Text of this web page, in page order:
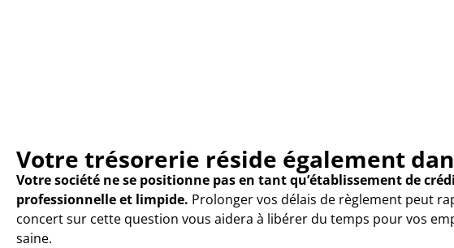
Votre trésorerie réside également
Votre société ne se positionne pas en tant qu’établissement de
professionnelle et limpide. Prolonger vos délais de règlement peut
concert sur cette question vous aidera à libérer du temps pour vos
saine.